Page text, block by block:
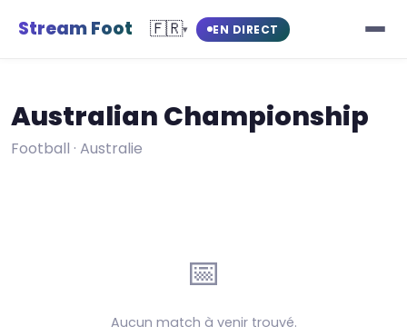
Stream Foot 🇫🇷▾ EN DIRECT
Australian Championship
Football · Australie
📅
Aucun match à venir trouvé.